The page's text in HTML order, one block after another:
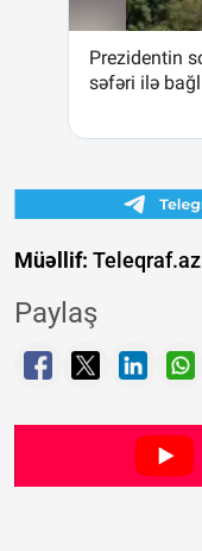
Müəllif: Teleqraf.az
Paylaş